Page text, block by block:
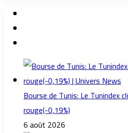
Bourse de Tunis: Le Tunindex
rouge(-0,19%)
6 août 2026